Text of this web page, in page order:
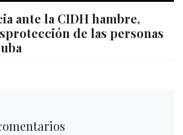
ante la CIDH hambre,
de las personas